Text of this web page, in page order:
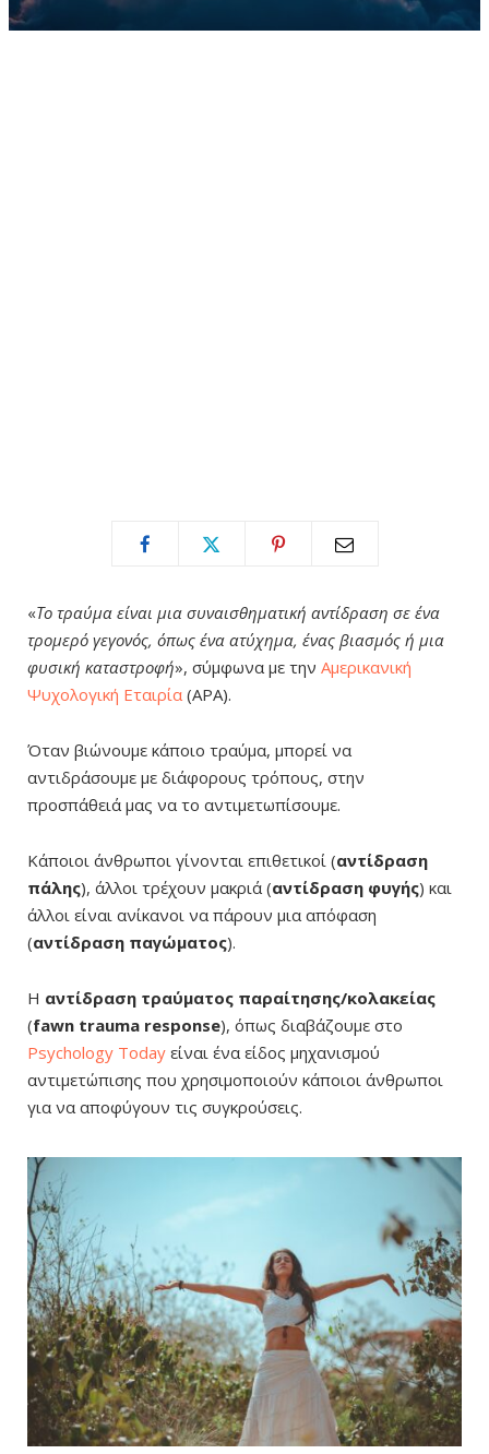
«Το τραύμα είναι μια συναισθηματική αντίδραση σε ένα
τρομερό γεγονός, όπως ένα ατύχημα, ένας βιασμός ή μια
φυσική καταστροφή», σύμφωνα με την Αμερικανική
Ψυχολογική Εταιρία (APA).
Όταν βιώνουμε κάποιο τραύμα, μπορεί να
αντιδράσουμε με διάφορους τρόπους, στην
προσπάθειά μας να το αντιμετωπίσουμε.
Κάποιοι άνθρωποι γίνονται επιθετικοί (αντίδραση
πάλης), άλλοι τρέχουν μακριά (αντίδραση φυγής) και
άλλοι είναι ανίκανοι να πάρουν μια απόφαση
(αντίδραση παγώματος).
Η αντίδραση τραύματος παραίτησης/κολακείας
(fawn trauma response), όπως διαβάζουμε στο
Psychology Today είναι ένα είδος μηχανισμού
αντιμετώπισης που χρησιμοποιούν κάποιοι άνθρωποι
για να αποφύγουν τις συγκρούσεις.